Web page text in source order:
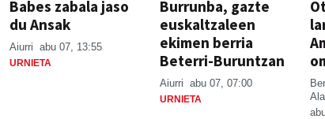
Babes zabala jaso
du Ansak
Aiurri abu 07, 13:55
URNIETA
Burrunba, gazte
euskaltzaleen
ekimen berria
Beterri-Buruntzan
Aiurri abu 07, 07:00
URNIETA